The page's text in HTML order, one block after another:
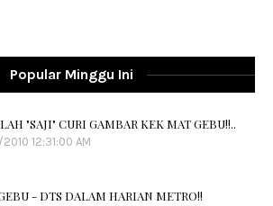
Popular Minggu Ini
"SAJI" CURI GAMBAR KEK MAT GEBU!!..
12:31:00 AM
- DTS DALAM HARIAN METRO!!